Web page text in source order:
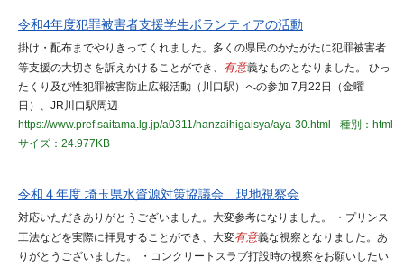
令和4年度犯罪被害者支援学生ボランティアの活動
掛け・配布までやりきってくれました。多くの県民のかたがたに犯罪被害者
等支援の大切さを訴えかけることができ、 有意義なものとなりました。 ひっ
たくり及び性犯罪被害防止広報活動（川口駅）への参加 7月22日（金曜
日）、JR川口駅周辺
https://www.pref.saitama.lg.jp/a0311/hanzaihigaisya/aya-30.html
種別：html
サイズ：24.977KB
令和４年度 埼玉県水資源対策協議会 現地視察会
対応いただきありがとうございました。大変参考になりました。 ・プリンス
工法などを実際に拝見することができ、大変有意義な視察となりました。あ
りがとうございました。 ・コンクリートスラブ打設時の視察をお願いしたい